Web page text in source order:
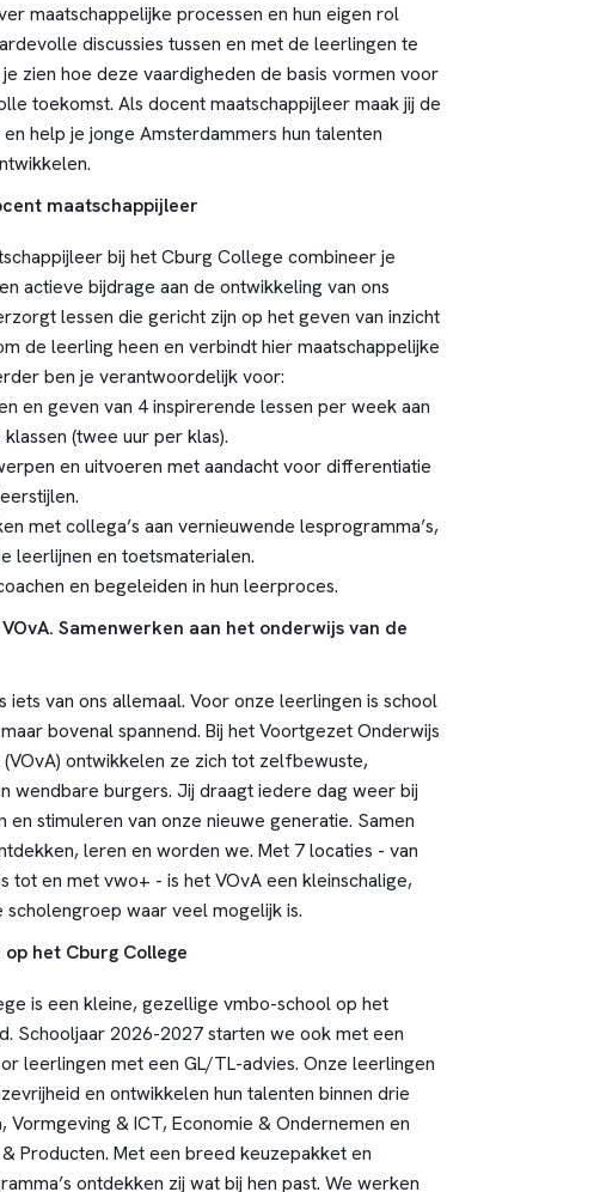
maatschappelijke processen en hun eigen rol
discussies tussen en met de leerlingen te
zien hoe deze vaardigheden de basis vormen voor
toekomst. Als docent maatschappijleer maak jij de
help je jonge Amsterdammers hun talenten
maatschappijleer
bij het Cburg College combineer je
actieve bijdrage aan de ontwikkeling van ons
lessen die gericht zijn op het geven van inzicht
de leerling heen en verbindt hier maatschappelijke
ben je verantwoordelijk voor:
en geven van 4 inspirerende lessen per week aan
(twee uur per klas).
en uitvoeren met aandacht voor differentiatie
met collega’s aan vernieuwende lesprogramma’s,
leerlijnen en toetsmaterialen.
en begeleiden in hun leerproces.
Samenwerken aan het onderwijs van de
iets van ons allemaal. Voor onze leerlingen is school
bovenal spannend. Bij het Voortgezet Onderwijs
ontwikkelen ze zich tot zelfbewuste,
wendbare burgers. Jij draagt iedere dag weer bij
en stimuleren van onze nieuwe generatie. Samen
leren en worden we. Met 7 locaties - van
tot en met vwo+ - is het VOvA een kleinschalige,
waar veel mogelijk is.
het Cburg College
is een kleine, gezellige vmbo-school op het
Schooljaar 2026-2027 starten we ook met een
leerlingen met een GL/TL-advies. Onze leerlingen
en ontwikkelen hun talenten binnen drie
Vormgeving & ICT, Economie & Ondernemen en
Producten. Met een breed keuzepakket en
ontdekken zij wat bij hen past. We werken